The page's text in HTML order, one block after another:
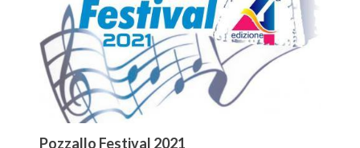
Pozzallo Festival 2021